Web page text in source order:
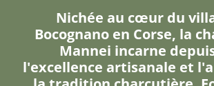
Nichée au cœur du
Bocognano en Corse, la
Mannei incarne
l'excellence artisanale et